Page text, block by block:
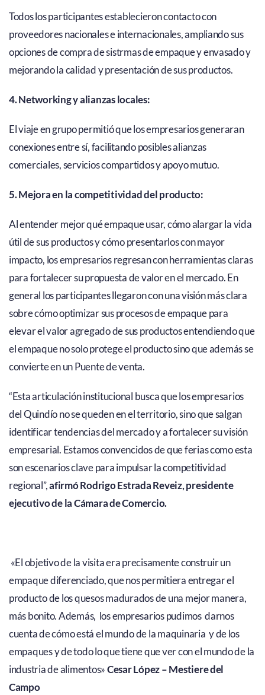
Todos los participantes establecieron contacto con
proveedores nacionales e internacionales, ampliando sus
opciones de compra de sistrmas de empaque y envasado y
mejorando la calidad y presentación de sus productos.
4. Networking y alianzas locales:
El viaje en grupo permitió que los empresarios generaran
conexiones entre sí, facilitando posibles alianzas
comerciales, servicios compartidos y apoyo mutuo.
5. Mejora en la competitividad del producto:
Al entender mejor qué empaque usar, cómo alargar la vida
útil de sus productos y cómo presentarlos con mayor
impacto, los empresarios regresan con herramientas claras
para fortalecer su propuesta de valor en el mercado. En
general los participantes llegaron con una visión más clara
sobre cómo optimizar sus procesos de empaque para
elevar el valor agregado de sus productos entendiendo que
el empaque no solo protege el producto sino que además se
convierte en un Puente de venta.
“Esta articulación institucional busca que los empresarios
del Quindío no se queden en el territorio, sino que salgan
identificar tendencias del mercado y a fortalecer su visión
empresarial. Estamos convencidos de que ferias como esta
son escenarios clave para impulsar la competitividad
regional”,afirmó Rodrigo Estrada Reveiz, presidente
ejecutivo de la Cámara de Comercio.
«El objetivo de la visita era precisamente construir un
empaque diferenciado,que nos permitiera entregar el
productode los quesos madurados de una mejor manera,
más bonito. Además, los empresarios pudimos darnos
cuenta de cómo está el mundo de la maquinaria y de los
empaques y de todo lo que tiene que ver con el mundo de la
industria de alimentos»Cesar López – Mestiere del
Campo